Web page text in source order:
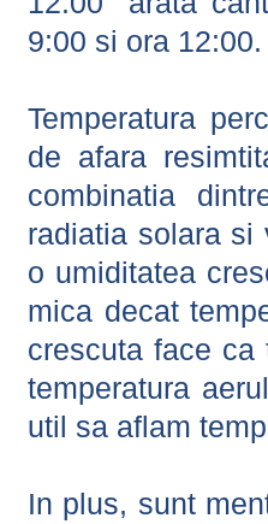
9:00 si ora 12:00.
Temperatura
de afara
combinatia
radiatia solara si
o umiditatea
mica decat
crescuta face ca
temperatura
util sa aflam
In plus, sunt